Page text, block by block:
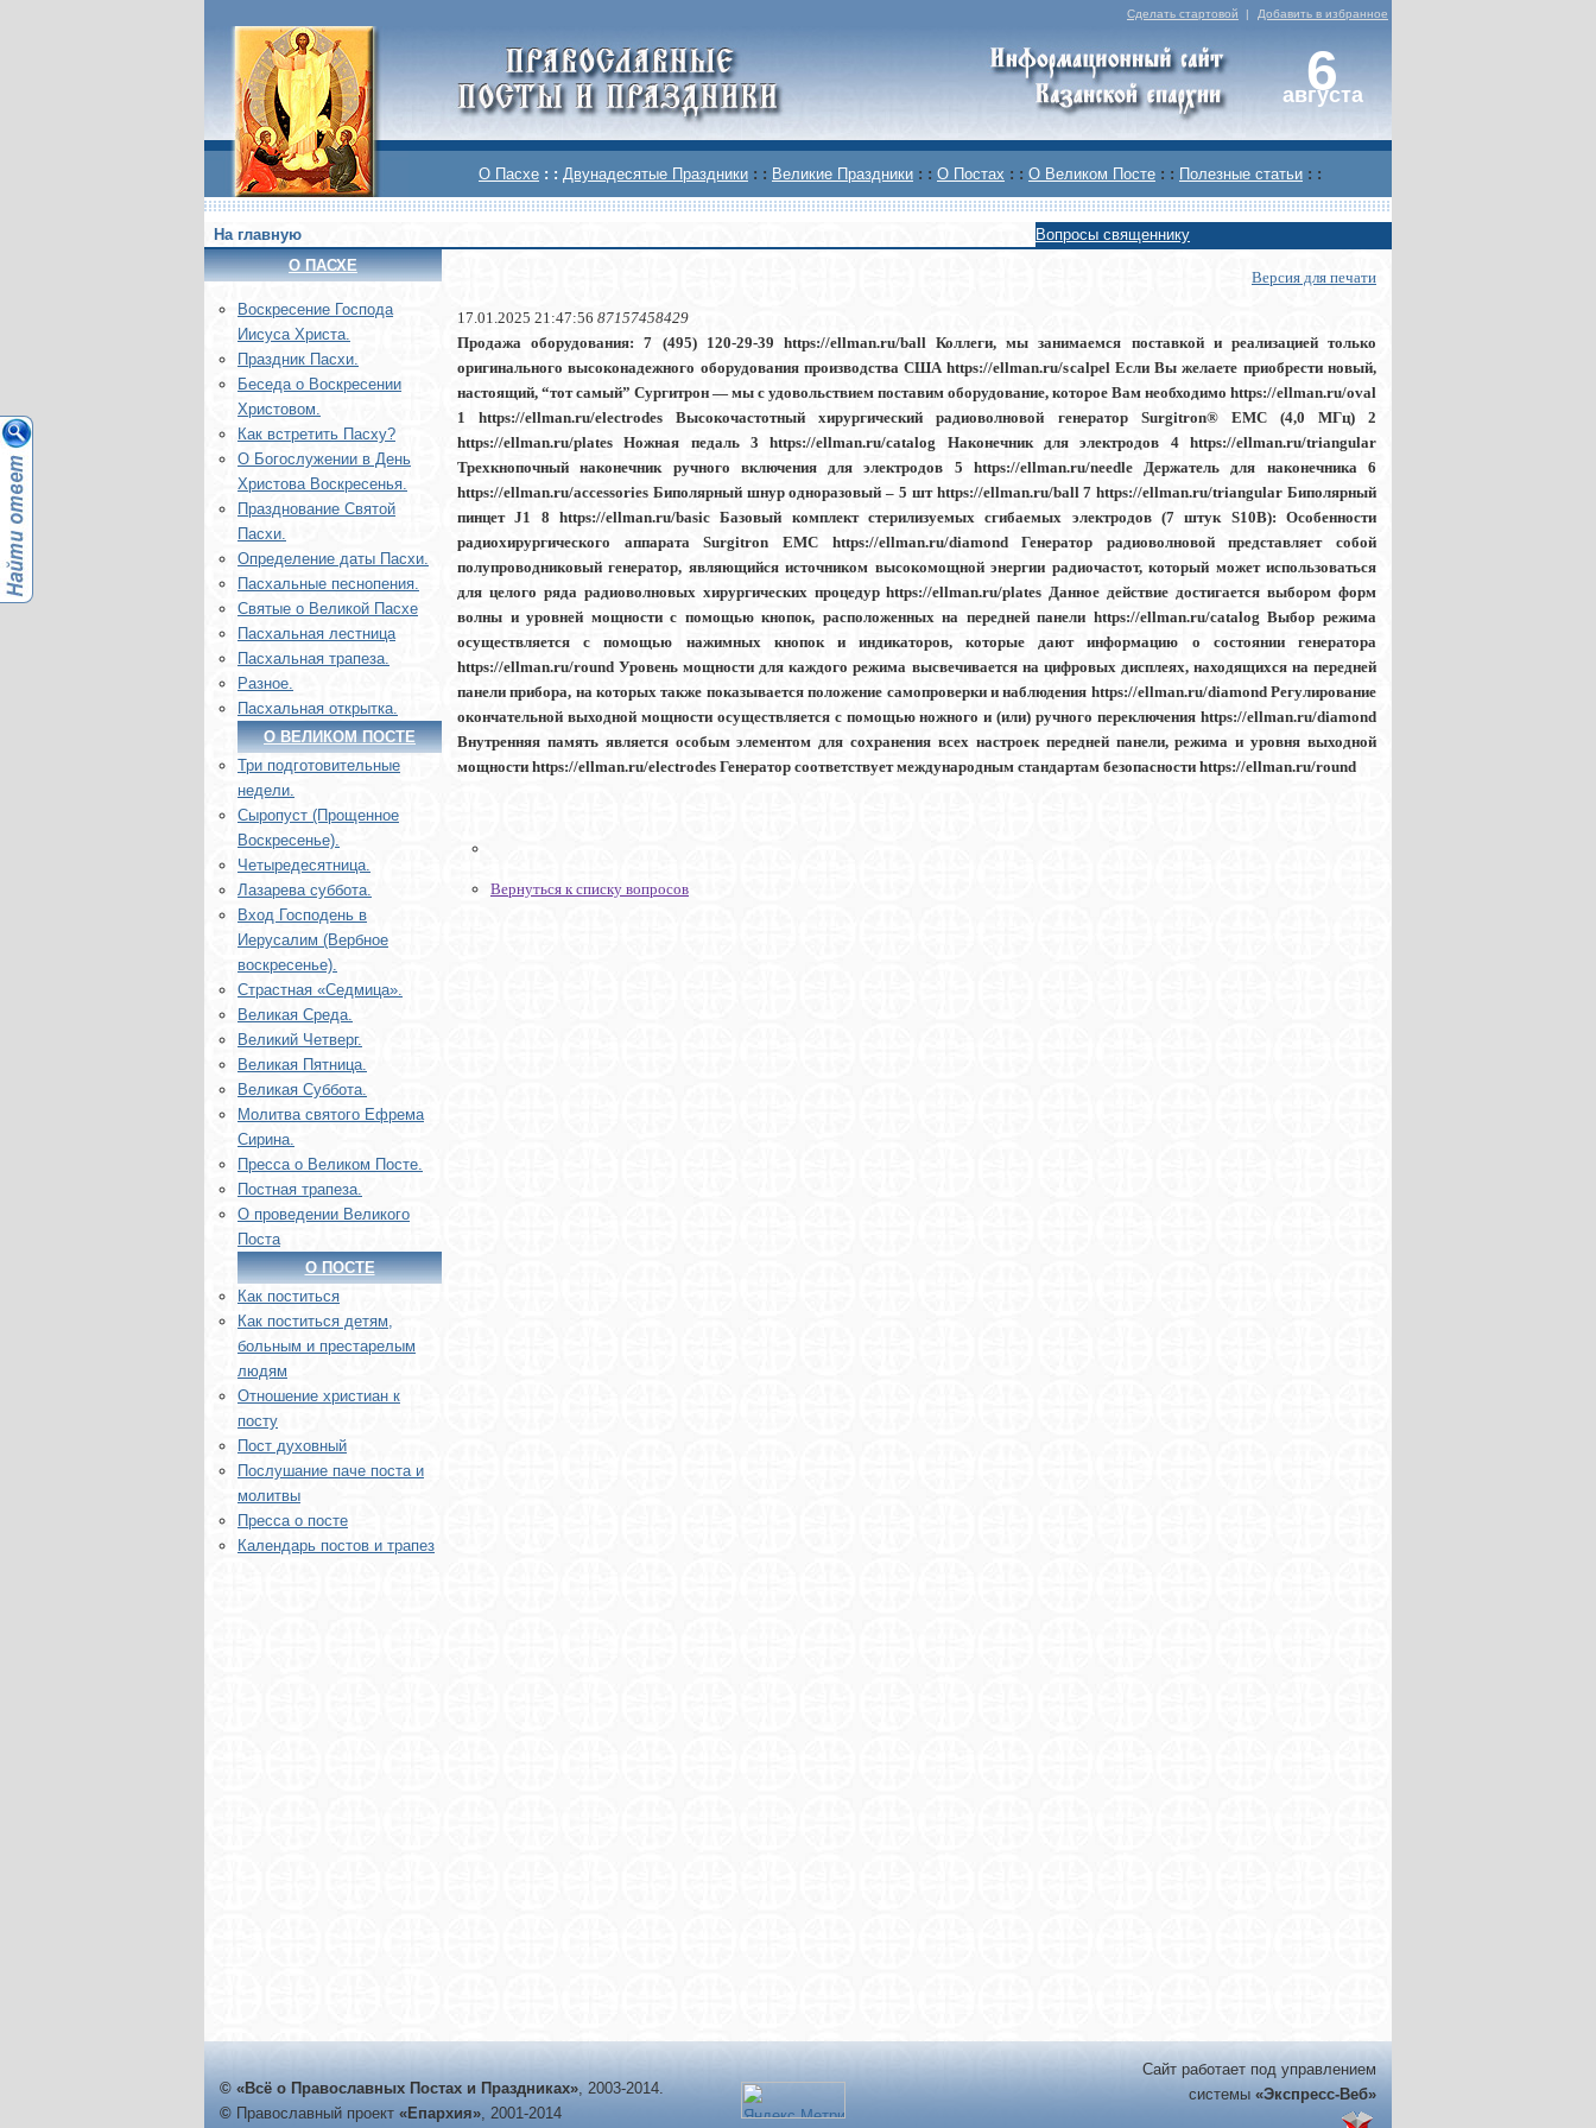
Сделать стартовой | Добавить в избранное
6
августа
О Пасхе : : Двунадесятые Праздники : : Великие Праздники : : О Постах : : О Великом Посте : : Полезные статьи : :
На главную
Вопросы священнику
О ПАСХЕ
Воскреcение Господа
Иисуса Христа.
Праздник Пасхи.
Беседа о Воскресении
Христовом.
Как встретить Пасху?
О Богослужении в День
Христова Воскресенья.
Празднование Святой
Пасхи.
Определение даты Пасхи.
Пасхальные песнопения.
Святые о Великой Пасхе
Пасхальная лестница
Пасхальная трапеза.
Разное.
Пасхальная открытка.
О ВЕЛИКОМ ПОСТЕ
Три подготовительные
недели.
Сыропуст (Прощенное
Воскресенье).
Четыредесятница.
Лазарева суббота.
Вход Господень в
Иерусалим (Вербное
воскресенье).
Страстная «Седмица».
Великая Среда.
Великий Четверг.
Великая Пятница.
Великая Суббота.
Молитва святого Ефрема
Сирина.
Пресса о Великом Посте.
Постная трапеза.
О проведении Великого
Поста
О ПОСТЕ
Как поститься
Как поститься детям,
больным и престарелым
людям
Отношение христиан к
посту
Пост духовный
Послушание паче поста и
молитвы
Пресса о посте
Календарь постов и трапез
Версия для печати
17.01.2025 21:47:56 87157458429
Продажа оборудования: 7 (495) 120-29-39 https://ellman.ru/ball Коллеги, мы занимаемся поставкой и реализацией только
оригинального высоконадежного оборудования производства США https://ellman.ru/scalpel Если Вы желаете приобрести новый,
настоящий, “тот самый” Сургитрон — мы с удовольствием поставим оборудование, которое Вам необходимо https://ellman.ru/oval
1 https://ellman.ru/electrodes Высокочастотный хирургический радиоволновой генератор Surgitron® EMC (4,0 МГц) 2
https://ellman.ru/plates Ножная педаль 3 https://ellman.ru/catalog Наконечник для электродов 4 https://ellman.ru/triangular
Трехкнопочный наконечник ручного включения для электродов 5 https://ellman.ru/needle Держатель для наконечника 6
https://ellman.ru/accessories Биполярный шнур одноразовый – 5 шт https://ellman.ru/ball 7 https://ellman.ru/triangular Биполярный
пинцет J1 8 https://ellman.ru/basic Базовый комплект стерилизуемых сгибаемых электродов (7 штук S10B): Особенности
радиохирургического аппарата Surgitron EMC https://ellman.ru/diamond Генератор радиоволновой представляет собой
полупроводниковый генератор, являющийся источником высокомощной энергии радиочастот, который может использоваться
для целого ряда радиоволновых хирургических процедур https://ellman.ru/plates Данное действие достигается выбором форм
волны и уровней мощности с помощью кнопок, расположенных на передней панели https://ellman.ru/catalog Выбор режима
осуществляется с помощью нажимных кнопок и индикаторов, которые дают информацию о состоянии генератора
https://ellman.ru/round Уровень мощности для каждого режима высвечивается на цифровых дисплеях, находящихся на передней
панели прибора, на которых также показывается положение самопроверки и наблюдения https://ellman.ru/diamond Регулирование
окончательной выходной мощности осуществляется с помощью ножного и (или) ручного переключения https://ellman.ru/diamond
Внутренняя память является особым элементом для сохранения всех настроек передней панели, режима и уровня выходной
мощности https://ellman.ru/electrodes Генератор соответствует международным стандартам безопасности https://ellman.ru/round
Вернуться к списку вопросов
© «Всё о Православных Постах и Праздниках», 2003-2014.
© Православный проект «Епархия», 2001-2014
Сайт работает под управлением
системы «Экспресс-Веб»